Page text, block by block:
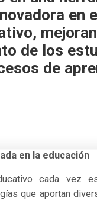
en
de los
de
en la educación
cada vez
que aportan